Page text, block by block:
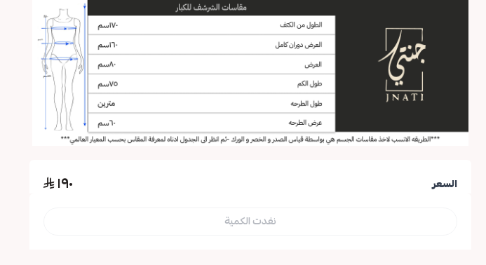
السعر ١٩٠
نفدت الكمية